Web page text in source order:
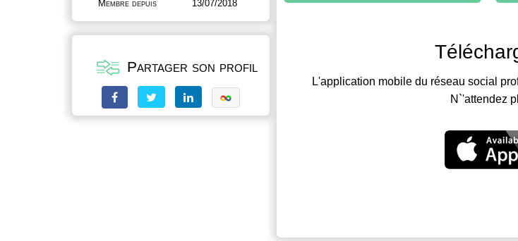
Membre depuis 13/07/2018
Partager son profil
L'application mobile du réseau social
N`'attendez